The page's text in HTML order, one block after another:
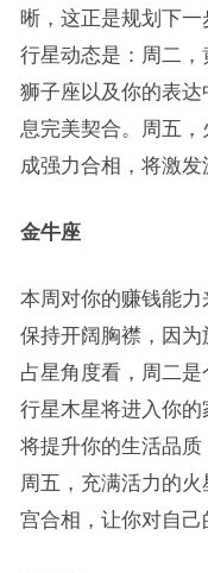
晰，这正是规划下
行星动态是：周二，
狮子座以及你的表
息完美契合。周五
成强力合相，将激发
金牛座
本周对你的赚钱能
保持开阔胸襟，因
占星角度看，周二
行星木星将进入你
将提升你的生活品质
周五，充满活力的
宫合相，让你对自己